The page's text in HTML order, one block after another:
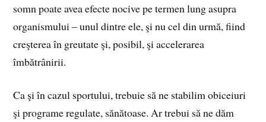
somn poate avea efecte nocive pe termen lung asupra
organismului – unul dintre ele, şi nu cel din urmă, fiind
creşterea în greutate şi, posibil, şi accelerarea
îmbătrânirii.
Ca şi în cazul sportului, trebuie să ne stabilim obiceiuri
şi programe regulate, sănătoase. Ar trebui să ne dăm